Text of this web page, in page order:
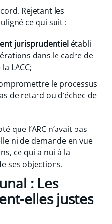
Rejetant les
ce qui suit :
jurisprudentiel établi
dans le cadre de
LACC;
le processus
de retard ou d’échec de
que l’ARC n’avait pas
ni de demande en vue
ce qui a nui à la
ses objections.
: Les
elles justes